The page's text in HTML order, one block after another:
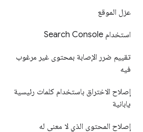
عزل الموقع
استخدام Search Console
تقييم ضرر الإصابة بمحتوى غير مرغوب
فيه
إصلاح الاختراق باستخدام كلمات رئيسية
يابانية
إصلاح المحتوى الذي لا معنى له